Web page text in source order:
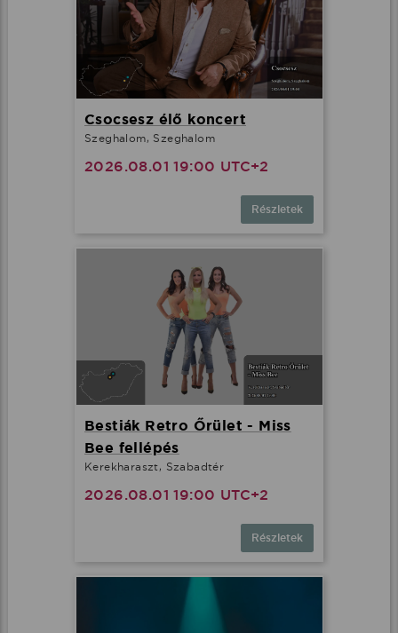
Csocsesz élő koncert
Szeghalom, Szeghalom
2026.08.01 19:00 UTC+2
Részletek
Bestiák Retro Őrület - Miss
Bee fellépés
Kerekharaszt, Szabadtér
2026.08.01 19:00 UTC+2
Részletek